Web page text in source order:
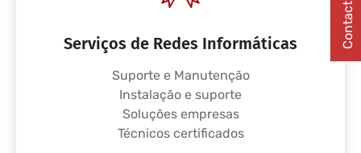
Serviços de Redes Informáticas
Suporte e Manutenção
Instalação e suporte
Soluções empresas
Técnicos certificados
Contact